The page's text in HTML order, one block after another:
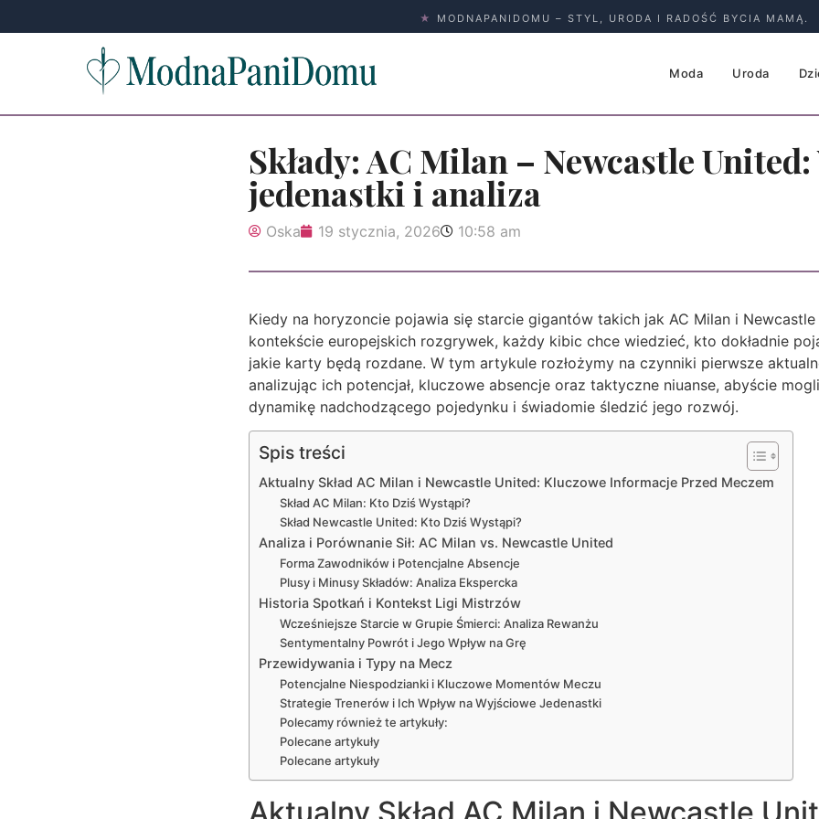
★ MODNAPANIDOMU – STYL, URODA I RADOŚĆ BYCIA MAMĄ.
Moda Uroda
Składy: AC Milan – Newcastle
jedenastki i analiza
Oska 19 stycznia, 2026 10:58 am
Kiedy na horyzoncie pojawia się starcie gigantów takich jak AC Milan i Newcastle
kontekście europejskich rozgrywek, każdy kibic chce wiedzieć, kto dokładnie
jakie karty będą rozdane. W tym artykule rozłożymy na czynniki pierwsze
analizując ich potencjał, kluczowe absencje oraz taktyczne niuanse, abyście
dynamikę nadchodzącego pojedynku i świadomie śledzić jego rozwój.
Spis treści
Aktualny Skład AC Milan i Newcastle United: Kluczowe Informacje Przed Meczem
Skład AC Milan: Kto Dziś Wystąpi?
Skład Newcastle United: Kto Dziś Wystąpi?
Analiza i Porównanie Sił: AC Milan vs. Newcastle United
Forma Zawodników i Potencjalne Absencje
Plusy i Minusy Składów: Analiza Ekspercka
Historia Spotkań i Kontekst Ligi Mistrzów
Wcześniejsze Starcie w Grupie Śmierci: Analiza Rewanżu
Sentymentalny Powrót i Jego Wpływ na Grę
Przewidywania i Typy na Mecz
Potencjalne Niespodzianki i Kluczowe Momentów Meczu
Strategie Trenerów i Ich Wpływ na Wyjściowe Jedenastki
Polecamy również te artykuły:
Polecane artykuły
Polecane artykuły